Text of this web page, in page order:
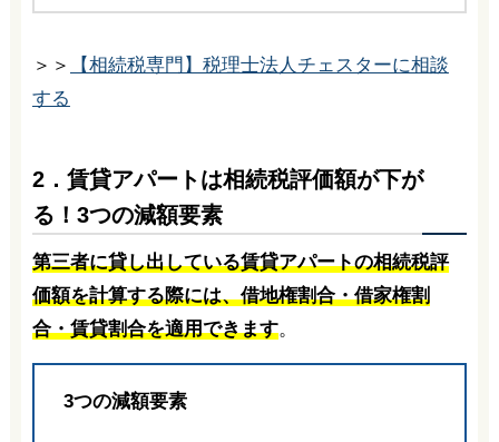
＞＞
【相続税専門】税理士法人チェスターに相談
する
2．賃貸アパートは相続税評価額が下が
る！3つの減額要素
第三者に貸し出している賃貸アパートの相続税評
価額を計算する際には、借地権割合・借家権割
合・賃貸割合を適用できます。
3つの減額要素